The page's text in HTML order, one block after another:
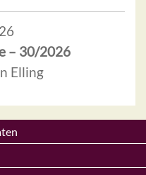
– 30/2026
Elling